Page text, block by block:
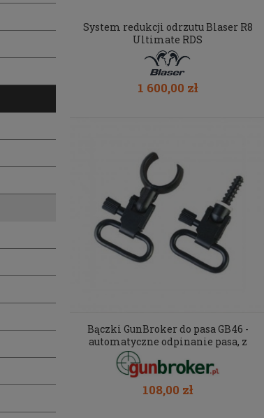
System redukcji odrzutu Blaser R8
Ultimate RDS
1 600,00 zł
Bączki GunBroker do pasa GB46 -
automatyczne odpinanie pasa, z
obejmą na lufę
108,00 zł